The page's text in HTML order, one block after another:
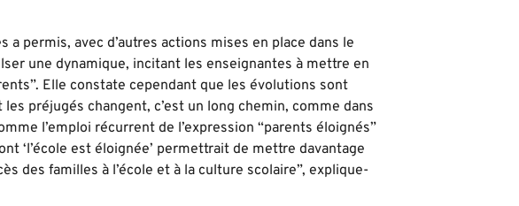
permis, avec d’autres actions mises en place dans le
une dynamique, incitant les enseignantes à mettre en
Elle constate cependant que les évolutions sont
préjugés changent, c’est un long chemin, comme dans
l’emploi récurrent de l’expression “parents éloignés”
‘l’école est éloignée’ permettrait de mettre davantage
des familles à l’école et à la culture scolaire”, explique-